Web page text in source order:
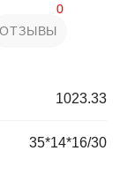
ОТЗЫВЫ
0
1023.33
35*14*16/30